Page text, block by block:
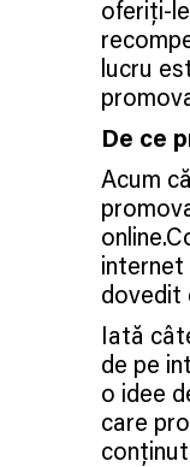
oferiți-
lucru
De ce
Acum
internet
dovedit
Iată
de pe
o idee
care